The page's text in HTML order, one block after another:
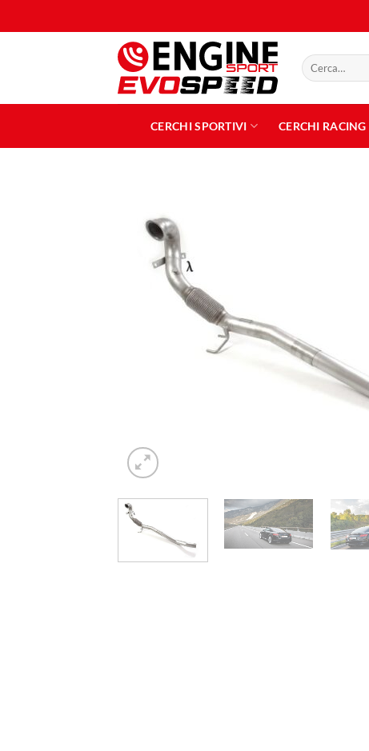
ai
Cerca:
CERCHI SPORTIVI CERCHI RACING